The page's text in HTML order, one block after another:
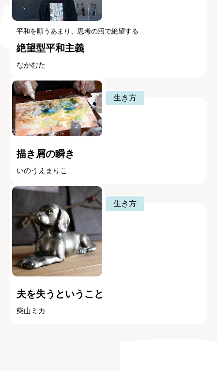
平和を願うあまり、思考の沼で絶望する
絶望型平和主義
なかむた
生き方
描き屑の瞬き
いのうえまりこ
生き方
夫を失うということ
柴山ミカ